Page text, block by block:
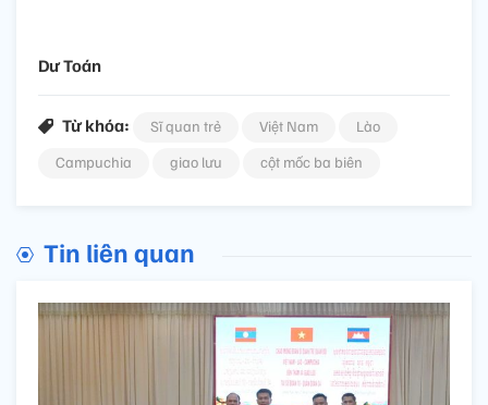
Dư Toán
Từ khóa: Sĩ quan trẻ Việt Nam
Lào
Campuchia
giao lưu cột mốc ba biên
Tin liên quan